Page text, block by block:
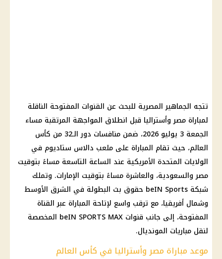
تتجه الجماهير المصرية للبحث عن القنوات المفتوحة الناقلة
لمباراة مصر وأستراليا قبل انطلاق المواجهة المرتقبة مساء
الجمعة 3 يوليو 2026، ضمن منافسات دور الـ32 من كأس
العالم، حيث تقام المباراة على ملعب دالاس ستاديوم في
الولايات المتحدة الأمريكية عند الساعة التاسعة مساءً بتوقيت
مصر والسعودية، والعاشرة مساءً بتوقيت الإمارات. وتملك
شبكة beIN Sports حقوق بث البطولة في الشرق الأوسط
وشمال أفريقيا، مع ترقب واسع لإتاحة المباراة عبر القناة
المفتوحة، إلى جانب قنوات beIN SPORTS MAX المخصصة
لنقل مباريات المونديال.
موعد مباراة مصر وأستراليا في كأس العالم